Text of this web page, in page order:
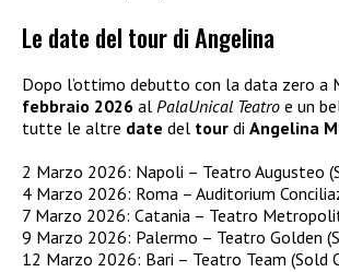
Le date del tour di Angelina
Dopo l’ottimo debutto con la data zero a
febbraio 2026 al PalaUnical Teatro e un
tutte le altre date del tour di Angelina
2 Marzo 2026: Napoli – Teatro Augusteo
4 Marzo 2026: Roma – Auditorium
7 Marzo 2026: Catania – Teatro
9 Marzo 2026: Palermo – Teatro Golden
12 Marzo 2026: Bari – Teatro Team (Sold